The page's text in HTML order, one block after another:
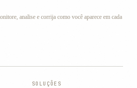
analise e corrija como você aparece em cada
SOLUÇÕES